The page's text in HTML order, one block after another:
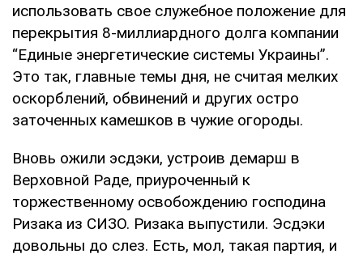
использовать свое служебное положение для
перекрытия 8-миллиардного долга компании
“Единые энергетические системы Украины”.
Это так, главные темы дня, не считая мелких
оскорблений, обвинений и других остро
заточенных камешков в чужие огороды.
Вновь ожили эсдэки, устроив демарш в
Верховной Раде, приуроченный к
торжественному освобождению господина
Ризака из СИЗО. Ризака выпустили. Эсдэки
довольны до слез. Есть, мол, такая партия, и